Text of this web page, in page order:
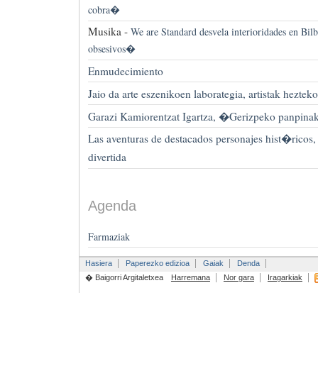
cobra�
Musika - We are Standard desvela interioridades en
obsesivos�
Enmudecimiento
Jaio da arte eszenikoen laborategia, artistak
Garazi Kamiorentzat Igartza, �Gerizpeko
Las aventuras de destacados personajes
divertida
Agenda
Farmaziak
Hasiera Paperezko edizioa Gaiak
Denda
� Baigorri Argitaletxea
Harremana Nor gara Iragarkiak